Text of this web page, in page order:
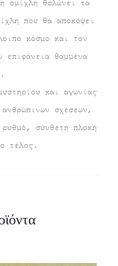
ομίχλη θολώνει τα
που θα αποκόψει
κόσμο και τον
επιφάνεια θαμμένα
και αγωνίας
σχέσεων,
σύνθετη πλοκή
τέλος.